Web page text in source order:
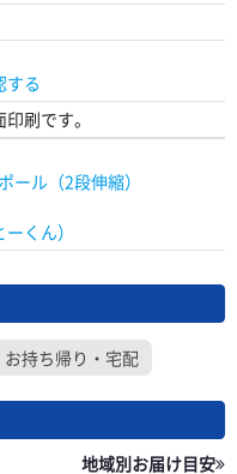
る
刷です。
ール（2段伸縮）
くん）
お持ち帰り・宅配
地域別お届け目安